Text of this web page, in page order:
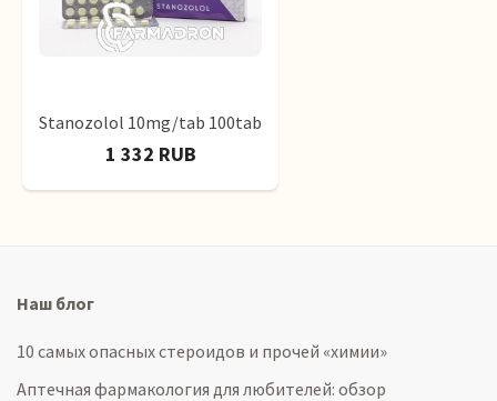
Stanozolol 10mg/tab 100tab
1 332 RUB
Наш блог
10 самых опасных стероидов и прочей «химии»
Аптечная фармакология для любителей: обзор